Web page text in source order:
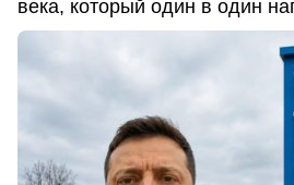
века, который один в один